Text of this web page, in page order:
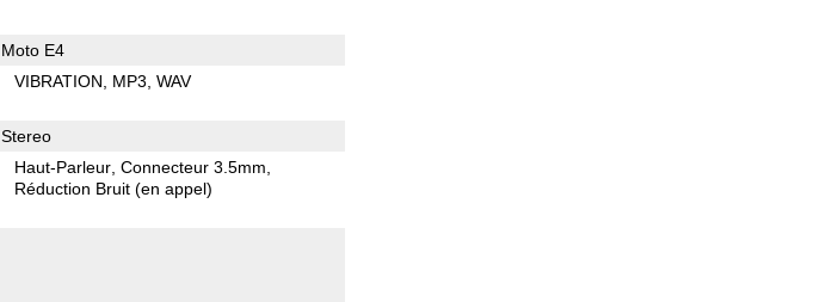
Moto E4
VIBRATION MP3 WAV
Stereo
Haut-Parleur Connecteur 3.5mm
Réduction Bruit (en appel)